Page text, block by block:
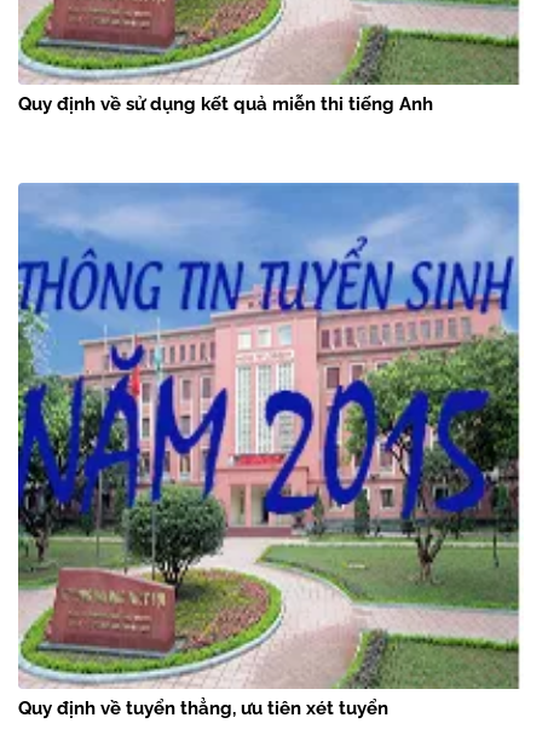
Quy định về sử dụng kết quả miễn thi tiếng Anh
Quy định về tuyển thẳng, ưu tiên xét tuyển